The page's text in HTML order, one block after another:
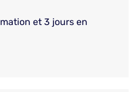
et 3 jours en